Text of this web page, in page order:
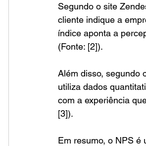
Segundo o site
cliente indique a
índice aponta a
(Fonte: [2]).
Além disso, segundo
utiliza dados
com a experiência
[3]).
Em resumo, o NPS é